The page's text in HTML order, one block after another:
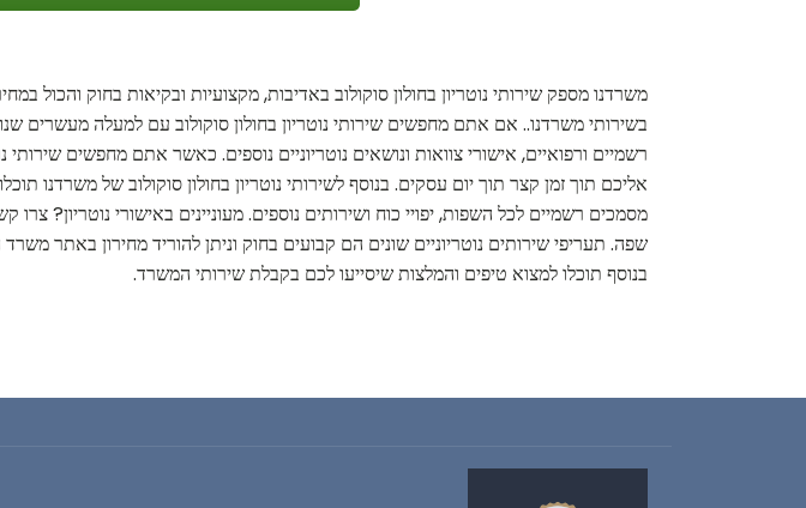
משרדנו מספק שירותי נוטריון בחולון סוקולוב באדיבות, מקצועיות ובקיאות בחוק
בשירותי משרדנו.. אם אתם מחפשים שירותי נוטריון בחולון סוקולוב עם למעלה מעשרים
רשמיים ורפואיים, אישורי צוואות ונושאים נוטריוניים נוספים. כאשר אתם מחפשים
אליכם תוך זמן קצר תוך יום עסקים. בנוסף לשירותי נוטריון בחולון סוקולוב של משרדנו
מסמכים רשמיים לכל השפות, יפויי כוח ושירותים נוספים. מעוניינים באישורי נוטריון?
שפה. תעריפי שירותים נוטריוניים שונים הם קבועים בחוק וניתן להוריד מחירון באתר
בנוסף תוכלו למצוא טיפים והמלצות שיסייעו לכם בקבלת שירותי המשרד.